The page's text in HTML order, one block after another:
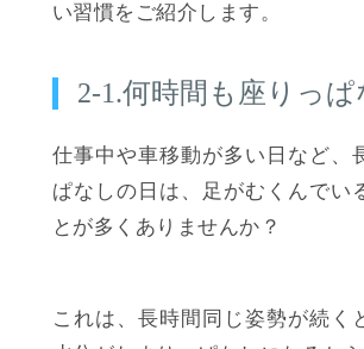
い習慣をご紹介します。
2-1.何時間も座りっぱ
仕事中や車移動が多い日など、
ぱなしの日は、足がむくんでい
とが多くありませんか？
これは、長時間同じ姿勢が続く